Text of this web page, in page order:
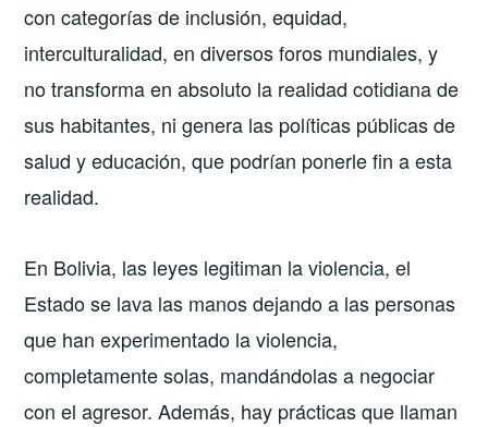
con categorías de inclusión, equidad,
interculturalidad, en diversos foros mundiales, y
no transforma en absoluto la realidad cotidiana de
sus habitantes, ni genera las políticas públicas de
salud y educación, que podrían ponerle fin a esta
realidad.
En Bolivia, las leyes legitiman la violencia, el
Estado se lava las manos dejando a las personas
que han experimentado la violencia,
completamente solas, mandándolas a negociar
con el agresor. Además, hay prácticas que llaman